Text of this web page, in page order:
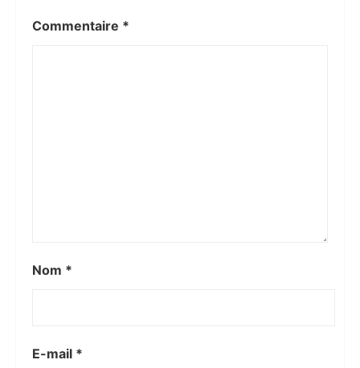
Commentaire *
Nom *
E-mail *